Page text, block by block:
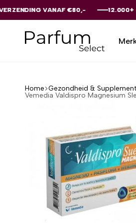
VANAF €80,- 12.000+ TEVREDEN
VANAF €80,- 12.000+ TEVREDEN
VANAF €80,- 12.000+ TEVREDEN
VANAF €80,- 12.000+ TEVREDEN
VANAF €80,- 12.000+ TEVREDEN
Home Gezondheid &
Vemedia Valdispro Magnesium